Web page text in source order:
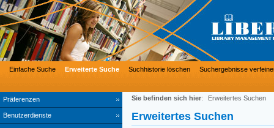
Präferenzen
Benutzerdienste
Einfache Suche Erweiterte Suche Suchhistorie löschen Suchergebnisse
Sie befinden sich hier: Erweitertes Suchen
Erweitertes Suchen